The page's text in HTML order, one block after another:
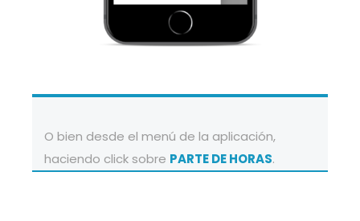
O bien desde el menú de la aplicación,
haciendo click sobre PARTE DE HORAS.